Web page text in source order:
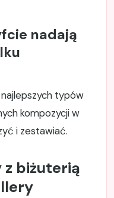
nadają
typów
kompozycji w
i zestawiać.
biżuterią